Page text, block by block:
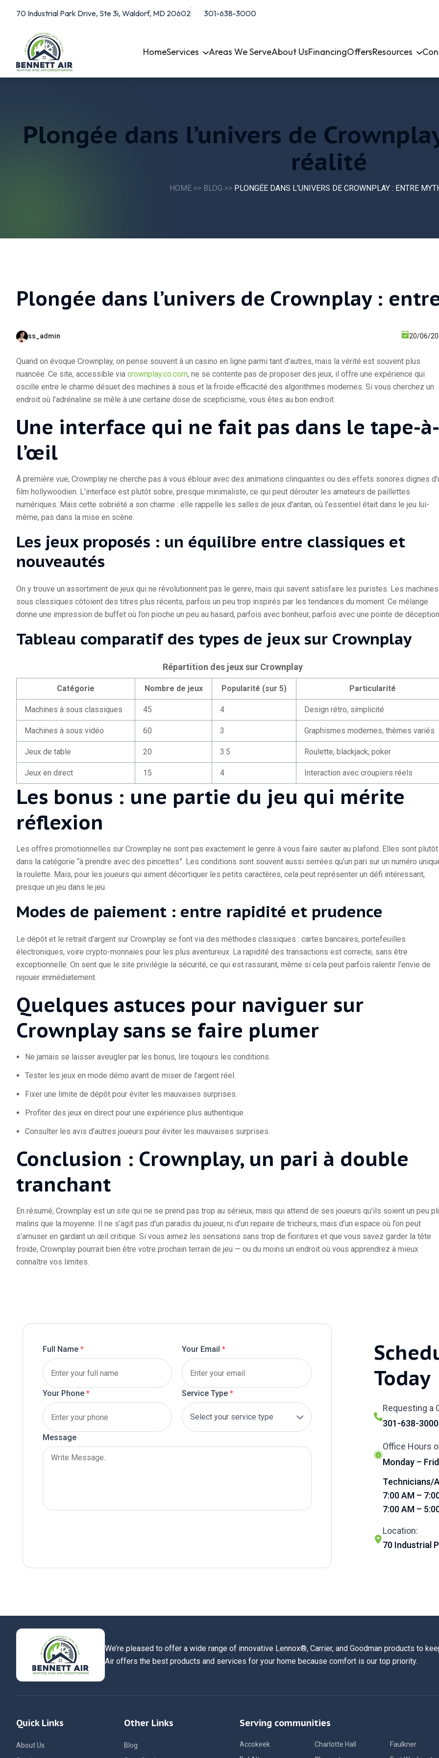
70 Industrial Park Drive, Ste 3i, Waldorf, MD 20602 301-638-3000
HomeServices Areas We ServeAbout UsFinancingOffersResources
Plongée dans l’univers de
réalité
HOME >> BLOG >> PLONGÉE DANS L’UNIVERS DE CROWNPLAY : ENTRE
Plongée dans l’univers de Crownplay :
ss_admin 20/06/
Quand on évoque Crownplay, on pense souvent à un casino en ligne parmi tant d’autres, mais la vérité est souvent plus
nuancée. Ce site, accessible via crownplay.co.com, ne se contente pas de proposer des jeux, il offre une expérience qui
oscille entre le charme désuet des machines à sous et la froide efficacité des algorithmes modernes. Si vous cherchez un
endroit où l’adrénaline se mêle à une certaine dose de scepticisme, vous êtes au bon endroit.
Une interface qui ne fait pas dans le tape-à-
l’œil
À première vue, Crownplay ne cherche pas à vous éblouir avec des animations clinquantes ou des effets sonores dignes
film hollywoodien. L’interface est plutôt sobre, presque minimaliste, ce qui peut dérouter les amateurs de paillettes
numériques. Mais cette sobriété a son charme : elle rappelle les salles de jeux d’antan, où l’essentiel était dans le jeu lui-
même, pas dans la mise en scène.
Les jeux proposés : un équilibre entre classiques et
nouveautés
On y trouve un assortiment de jeux qui ne révolutionnent pas le genre, mais qui savent satisfaire les puristes. Les
sous classiques côtoient des titres plus récents, parfois un peu trop inspirés par les tendances du moment. Ce mélange
donne une impression de buffet où l’on pioche un peu au hasard, parfois avec bonheur, parfois avec une pointe de
Tableau comparatif des types de jeux sur Crownplay
Répartition des jeux sur Crownplay
Catégorie Nombre de jeux Popularité (sur 5) Particularité
Machines à sous classiques 45 4 Design rétro, simplicité
Machines à sous vidéo 60 3 Graphismes modernes, thèmes variés
Jeux de table 20 3.5 Roulette, blackjack, poker
Jeux en direct 15 4 Interaction avec croupiers réels
Les bonus : une partie du jeu qui mérite
réflexion
Les offres promotionnelles sur Crownplay ne sont pas exactement le genre à vous faire sauter au plafond. Elles sont plutôt
dans la catégorie “à prendre avec des pincettes”. Les conditions sont souvent aussi serrées qu’un pari sur un numéro
la roulette. Mais, pour les joueurs qui aiment décortiquer les petits caractères, cela peut représenter un défi intéressant,
presque un jeu dans le jeu.
Modes de paiement : entre rapidité et prudence
Le dépôt et le retrait d’argent sur Crownplay se font via des méthodes classiques : cartes bancaires, portefeuilles
électroniques, voire crypto-monnaies pour les plus aventureux. La rapidité des transactions est correcte, sans être
exceptionnelle. On sent que le site privilégie la sécurité, ce qui est rassurant, même si cela peut parfois ralentir l’envie de
rejouer immédiatement.
Quelques astuces pour naviguer sur
Crownplay sans se faire plumer
Ne jamais se laisser aveugler par les bonus, lire toujours les conditions.
Tester les jeux en mode démo avant de miser de l’argent réel.
Fixer une limite de dépôt pour éviter les mauvaises surprises.
Profiter des jeux en direct pour une expérience plus authentique.
Consulter les avis d’autres joueurs pour éviter les mauvaises surprises.
Conclusion : Crownplay, un pari à double
tranchant
En résumé, Crownplay est un site qui ne se prend pas trop au sérieux, mais qui attend de ses joueurs qu’ils soient un peu
malins que la moyenne. Il ne s’agit pas d’un paradis du joueur, ni d’un repaire de tricheurs, mais d’un espace où l’on peut
s’amuser en gardant un œil critique. Si vous aimez les sensations sans trop de fioritures et que vous savez garder la tête
froide, Crownplay pourrait bien être votre prochain terrain de jeu — ou du moins un endroit où vous apprendrez à mieux
connaître vos limites.
Full Name * Your Email *
Your Phone * Service Type *
Message
Today
Requesting a
301-638-3000
Office Hours
Monday –
Technicians/
7:00 AM –
7:00 AM –
Location:
70 Industrial
We’re pleased to offer a wide range of innovative Lennox®, Carrier, and Goodman products to
Air offers the best products and services for your home because comfort is our top priority.
Quick Links
About Us
Other Links
Blog
Serving communities
Accokeek
Charlotte Hall
Faulkner